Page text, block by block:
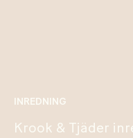
INREDNING
Krook & Tjäder